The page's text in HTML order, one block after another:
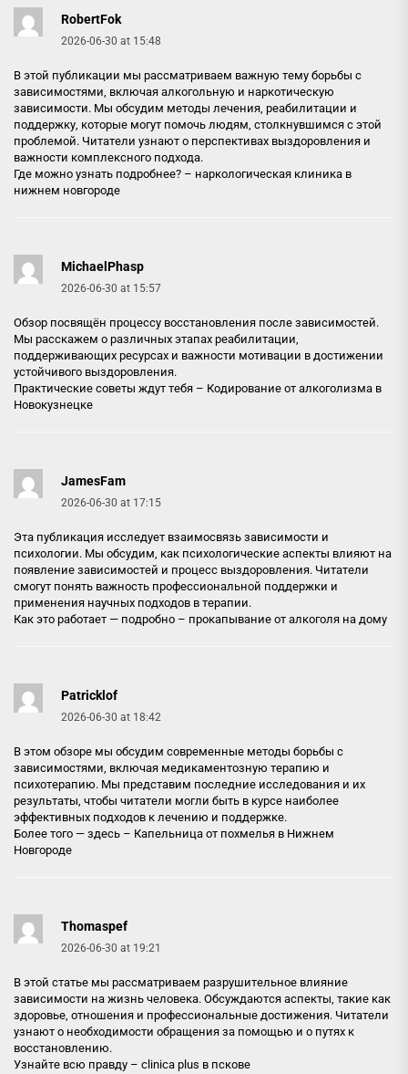
RobertFok
2026-06-30 at 15:48
В этой публикации мы рассматриваем важную тему борьбы с
зависимостями, включая алкогольную и наркотическую
зависимости. Мы обсудим методы лечения, реабилитации и
поддержку, которые могут помочь людям, столкнувшимся с этой
проблемой. Читатели узнают о перспективах выздоровления и
важности комплексного подхода.
Где можно узнать подробнее? – наркологическая клиника в
нижнем новгороде
MichaelPhasp
2026-06-30 at 15:57
Обзор посвящён процессу восстановления после зависимостей.
Мы расскажем о различных этапах реабилитации,
поддерживающих ресурсах и важности мотивации в достижении
устойчивого выздоровления.
Практические советы ждут тебя – Кодирование от алкоголизма в
Новокузнецке
JamesFam
2026-06-30 at 17:15
Эта публикация исследует взаимосвязь зависимости и
психологии. Мы обсудим, как психологические аспекты влияют на
появление зависимостей и процесс выздоровления. Читатели
смогут понять важность профессиональной поддержки и
применения научных подходов в терапии.
Как это работает — подробно – прокапывание от алкоголя на дому
Patricklof
2026-06-30 at 18:42
В этом обзоре мы обсудим современные методы борьбы с
зависимостями, включая медикаментозную терапию и
психотерапию. Мы представим последние исследования и их
результаты, чтобы читатели могли быть в курсе наиболее
эффективных подходов к лечению и поддержке.
Более того — здесь – Капельница от похмелья в Нижнем
Новгороде
Thomaspef
2026-06-30 at 19:21
В этой статье мы рассматриваем разрушительное влияние
зависимости на жизнь человека. Обсуждаются аспекты, такие как
здоровье, отношения и профессиональные достижения. Читатели
узнают о необходимости обращения за помощью и о путях к
восстановлению.
Узнайте всю правду – clinica plus в пскове